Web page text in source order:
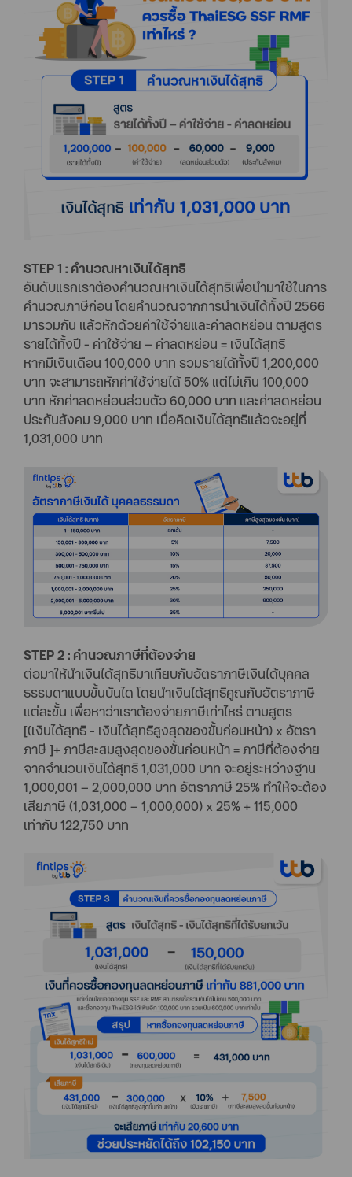
STEP 1 : คำนวณหาเงินได้สุทธิ
อันดับแรกเราต้องคำนวณหาเงินได้สุทธิเพื่อนำมาใช้ในการ
คำนวณภาษีก่อน โดยคำนวณจากการนำเงินได้ทั้งปี 2566
มารวมกัน แล้วหักด้วยค่าใช้จ่ายและค่าลดหย่อน ตามสูตร
รายได้ทั้งปี - ค่าใช้จ่าย – ค่าลดหย่อน = เงินได้สุทธิ
หากมีเงินเดือน 100,000 บาท รวมรายได้ทั้งปี 1,200,000
บาท จะสามารถหักค่าใช้จ่ายได้ 50% แต่ไม่เกิน 100,000
บาท หักค่าลดหย่อนส่วนตัว 60,000 บาท และค่าลดหย่อน
ประกันสังคม 9,000 บาท เมื่อคิดเงินได้สุทธิแล้วจะอยู่ที่
1,031,000 บาท
STEP 2 : คำนวณภาษีที่ต้องจ่าย
ต่อมาให้นำเงินได้สุทธิมาเทียบกับอัตราภาษีเงินได้บุคคล
ธรรมดาแบบขั้นบันได โดยนำเงินได้สุทธิคูณกับอัตราภาษี
แต่ละขั้น เพื่อหาว่าเราต้องจ่ายภาษีเท่าไหร่ ตามสูตร
[(เงินได้สุทธิ - เงินได้สุทธิสูงสุดของขั้นก่อนหน้า) x อัตรา
ภาษี ]+ ภาษีสะสมสูงสุดของขั้นก่อนหน้า = ภาษีที่ต้องจ่าย
จากจำนวนเงินได้สุทธิ 1,031,000 บาท จะอยู่ระหว่างฐาน
1,000,001 – 2,000,000 บาท อัตราภาษี 25% ทำให้จะต้อง
เสียภาษี (1,031,000 – 1,000,000) x 25% + 115,000
เท่ากับ 122,750 บาท